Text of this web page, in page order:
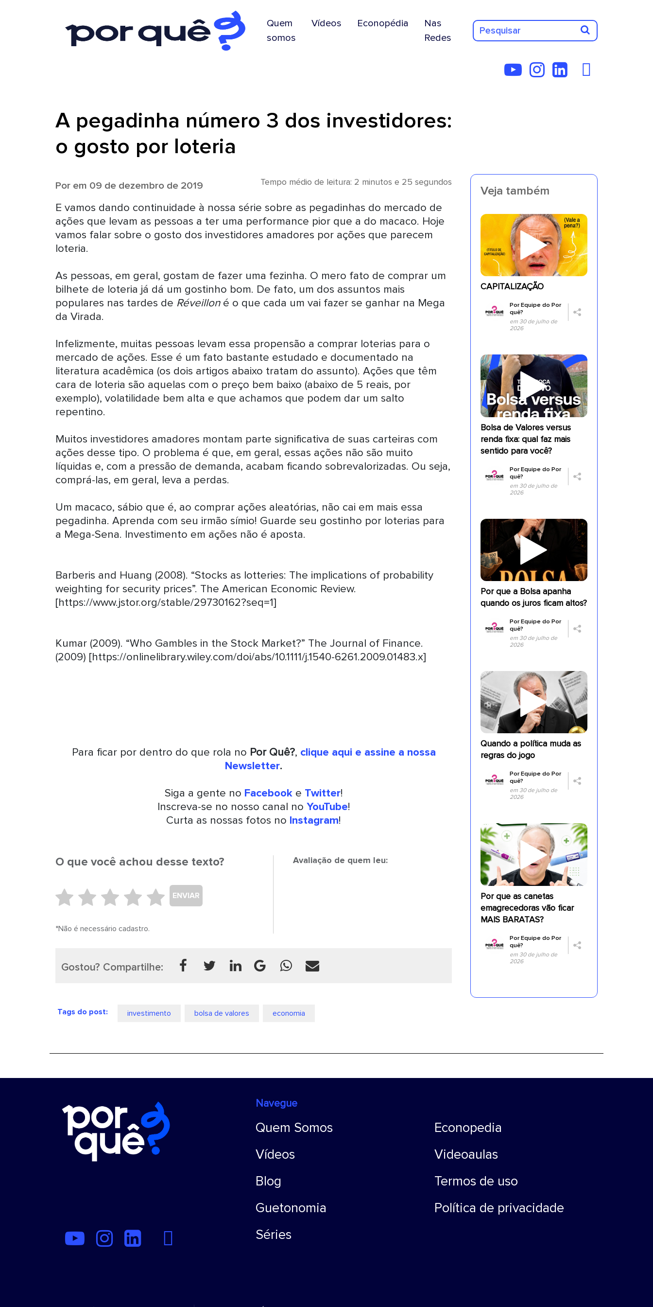
Quem
somos
Vídeos Econopédia
Nas
Redes
A pegadinha número 3 dos investidores:
o gosto por loteria
Por em 09 de dezembro de 2019 Tempo médio de leitura: 2 minutos e 25 segundos
E vamos dando continuidade à nossa série sobre as pegadinhas do mercado de
ações que levam as pessoas a ter uma performance pior que a do macaco. Hoje
vamos falar sobre o gosto dos investidores amadores por ações que parecem
loteria.
As pessoas, em geral, gostam de fazer uma fezinha. O mero fato de comprar um
bilhete de loteria já dá um gostinho bom. De fato, um dos assuntos mais
populares nas tardes de Réveilloné o que cada um vai fazer se ganhar na Mega
da Virada.
Infelizmente, muitas pessoas levam essa propensão a comprar loterias para o
mercado de ações. Esse é um fato bastante estudado e documentado na
literatura acadêmica (os dois artigos abaixo tratam do assunto). Ações que têm
cara de loteria são aquelas com o preço bem baixo (abaixo de 5 reais, por
exemplo), volatilidade bem alta e que achamos que podem dar um salto
repentino.
Muitos investidores amadores montam parte significativa de suas carteiras com
ações desse tipo. O problema é que, em geral, essas ações não são muito
líquidas e, com a pressão de demanda, acabam ficando sobrevalorizadas. Ou seja,
comprá-las, em geral, leva a perdas.
Um macaco, sábio que é, ao comprar ações aleatórias, não cai em mais essa
pegadinha. Aprenda com seu irmão símio! Guarde seu gostinho por loterias para
a Mega-Sena. Investimento em ações não é aposta.
Barberis and Huang (2008). “Stocks as lotteries: The implications of probability
weighting for security prices”. The American Economic Review.
[https://www.jstor.org/stable/29730162?seq=1]
Kumar (2009). “Who Gambles in the Stock Market?” The Journal of Finance.
(2009) [https://onlinelibrary.wiley.com/doi/abs/10.1111/j.1540-6261.2009.01483.x]
Para ficar por dentro do que rola no Por Quê?, clique aqui e assine a nossa
Newsletter.
Siga a gente no Facebooke Twitter!
Inscreva-se no nosso canal no YouTube!
Curta as nossas fotos no Instagram!
O que você achou desse texto?
ENVIAR
*Não é necessário cadastro.
Avaliação de quem leu:
Gostou? Compartilhe:
Tags do post: investimento bolsa de valores economia
Veja também
CAPITALIZAÇÃO
PorEquipe do Por
quê?
em 30 de julho de
2026
Bolsa de Valores versus
renda fixa: qual faz mais
sentido para você?
PorEquipe do Por
quê?
em 30 de julho de
2026
Por que a Bolsa apanha
quando os juros ficam altos?
PorEquipe do Por
quê?
em 30 de julho de
2026
Quando a política muda as
regras do jogo
PorEquipe do Por
quê?
em 30 de julho de
2026
Por que as canetas
emagrecedoras vão ficar
MAIS BARATAS?
PorEquipe do Por
quê?
em 30 de julho de
2026
Navegue
Quem Somos
Vídeos
Blog
Guetonomia
Séries
Econopedia
Videoaulas
Termos de uso
Política de privacidade